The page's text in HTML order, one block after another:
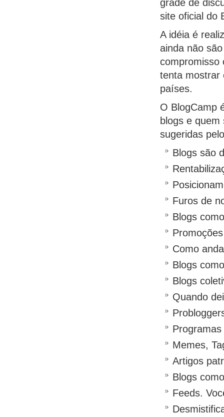
grade de
site oficial do
A idéia é
ainda não
compromisso
tenta mostrar
países.
O BlogCamp
blogs e
sugeridas
Blogs são
Furos de
Blogs
Como
Blogs
Blogs
Quando
Memes,
Artigos
Blogs
Feeds.